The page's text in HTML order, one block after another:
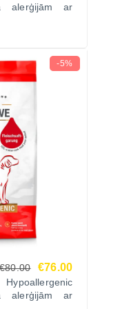
alerģijām ar
-5%
€76.00
alerģijām ar